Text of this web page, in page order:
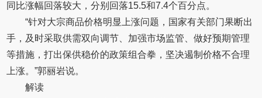
同比涨幅回落较大，分别回落15.5和7.4个百分点。
“针对大宗商品价格明显上涨问题，国家有关部门果断出
手，及时采取供需双向调节、加强市场监管、做好预期管理
等措施，打出保供稳价的政策组合拳，坚决遏制价格不合理
上涨。”郭丽岩说。
解读